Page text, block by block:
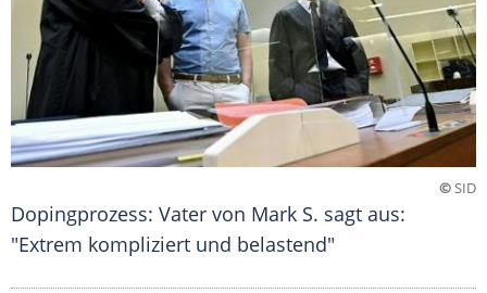
©SID
Dopingprozess: Vater von Mark S. sagt aus:
"Extrem kompliziert und belastend"